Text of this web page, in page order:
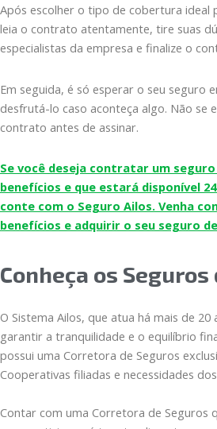
Após escolher o tipo de cobertura ideal
leia o contrato atentamente, tire suas
especialistas da empresa e finalize o
Em seguida, é só esperar o seu seguro
desfrutá-lo caso aconteça algo. Não se
contrato antes de assinar.
Se você deseja contratar um
benefícios e que estará disponível
conte com o Seguro Ailos. Venha
benefícios e adquirir o seu seguro
Conheça os Seguros
O Sistema Ailos, que atua há mais de
garantir a tranquilidade e o equilíbrio
possui uma Corretora de Seguros
Cooperativas filiadas e necessidades
Contar com uma Corretora de Seguros